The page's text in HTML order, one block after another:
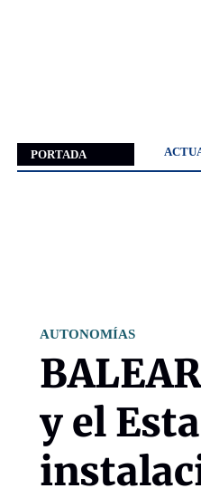
PORTADA
AUTONOMÍAS
y el